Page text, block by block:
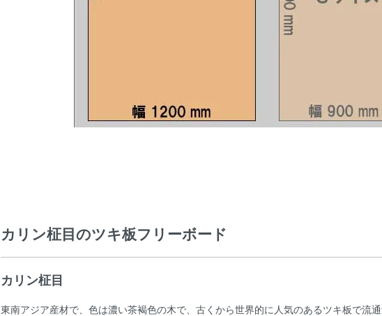
カリン柾目のツキ板フリーボード
カリン柾目
東南アジア産材で、色は濃い茶褐色の木で、古くから世界的に人気のあるツキ板で流